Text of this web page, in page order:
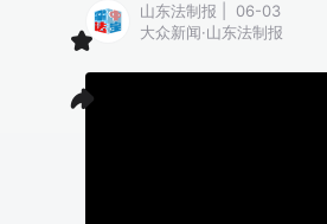
山东法制报 | 06-03
大众新闻·山东法制报